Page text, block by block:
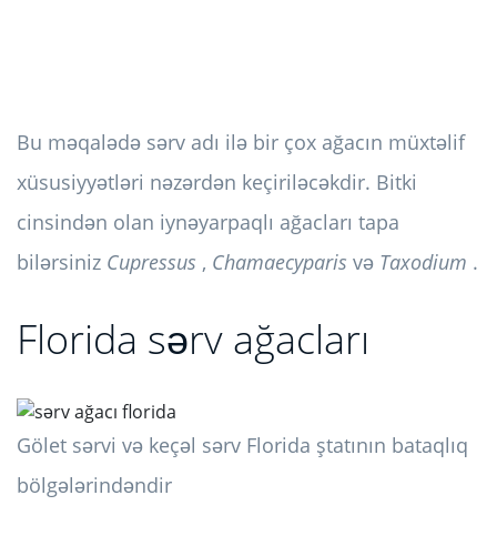
Bu məqalədə sərv adı ilə bir çox ağacın müxtəlif
xüsusiyyətləri nəzərdən keçiriləcəkdir. Bitki
cinsindən olan iynəyarpaqlı ağacları tapa
bilərsiniz Cupressus , Chamaecyparis və Taxodium .
Florida sərv ağacları
Gölet sərvi və keçəl sərv Florida ştatının bataqlıq
bölgələrindəndir